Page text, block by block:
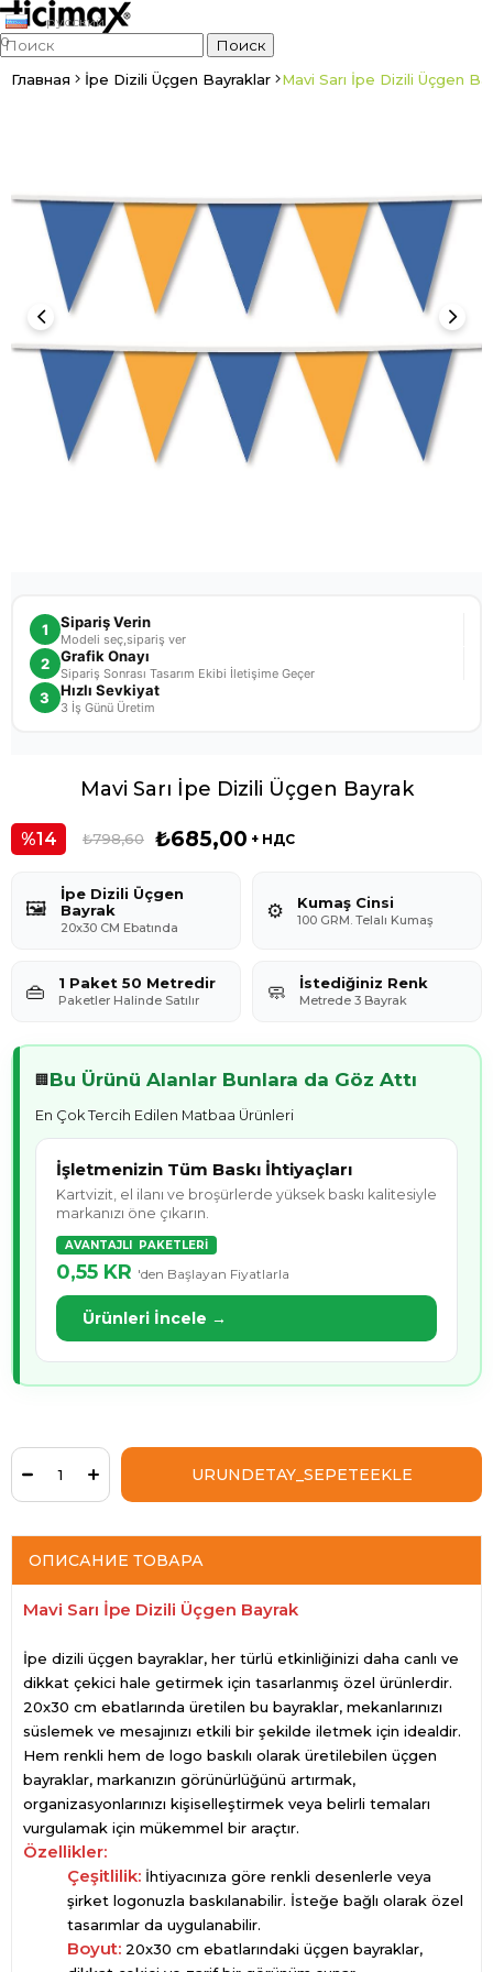
русский
0
Главная İpe Dizili Üçgen Bayraklar Mavi Sarı İpe Dizili Üçgen
1 Sipariş Verin
Modeli seç,sipariş ver
2 Grafik Onayı
Sipariş Sonrası Tasarım Ekibi İletişime Geçer
3 Hızlı Sevkiyat
3 İş Günü Üretim
Mavi Sarı İpe Dizili Üçgen Bayrak
14 ₺798,60 ₺685,00 + НДС
🖼️
İpe Dizili Üçgen
Bayrak
20x30 CM Ebatında
⚙️ Kumaş Cinsi
100 GRM. Telalı Kumaş
👜 1 Paket 50 Metredir
Paketler Halinde Satılır 🧼 İstediğiniz Renk
Metrede 3 Bayrak
🏢Bu Ürünü Alanlar Bunlara da Göz Attı
En Çok Tercih Edilen Matbaa Ürünleri
İşletmenizin Tüm Baskı İhtiyaçları
Kartvizit, el ilanı ve broşürlerde yüksek baskı kalitesiyle
markanızı öne çıkarın.
AVANTAJLI PAKETLERİ
0,55 KR 'den Başlayan Fiyatlarla
Ürünleri İncele →
ОПИСАНИЕ ТОВАРА
Mavi Sarı İpe Dizili Üçgen Bayrak
İpe dizili üçgen bayraklar, her türlü etkinliğinizi daha canlı ve
dikkat çekici hale getirmek için tasarlanmış özel ürünlerdir.
20x30 cm ebatlarında üretilen bu bayraklar, mekanlarınızı
süslemek ve mesajınızı etkili bir şekilde iletmek için idealdir.
Hem renkli hem de logo baskılı olarak üretilebilen üçgen
bayraklar, markanızın görünürlüğünü artırmak,
organizasyonlarınızı kişiselleştirmek veya belirli temaları
vurgulamak için mükemmel bir araçtır.
Özellikler:
Çeşitlilik: İhtiyacınıza göre renkli desenlerle veya
şirket logonuzla baskılanabilir. İsteğe bağlı olarak özel
tasarımlar da uygulanabilir.
Boyut: 20x30 cm ebatlarındaki üçgen bayraklar,